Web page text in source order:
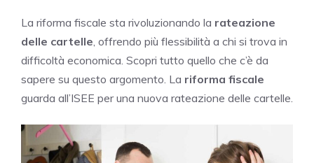
La riforma fiscale sta rivoluzionando la rateazione
delle cartelle , offrendo più flessibilità a chi si trova in
difficoltà economica. Scopri tutto quello che c’è da
sapere su questo argomento. La riforma fiscale
guarda all’ISEE per una nuova rateazione delle cartelle.